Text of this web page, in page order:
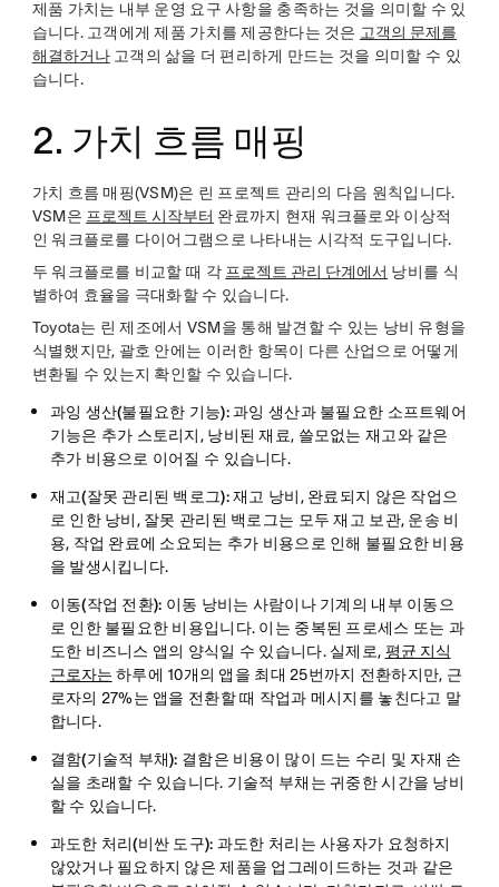
제품 가치는 내부 운영 요구 사항을 충족하는 것을 의미할 수 있
습니다. 고객에게 제품 가치를 제공한다는 것은 고객의 문제를
해결하거나고객의 삶을 더 편리하게 만드는 것을 의미할 수 있
습니다.
2. 가치 흐름 매핑
가치 흐름 매핑(VSM)은 린 프로젝트 관리의 다음 원칙입니다.
VSM은 프로젝트 시작부터 완료까지 현재 워크플로와 이상적
인 워크플로를 다이어그램으로 나타내는 시각적 도구입니다.
두 워크플로를 비교할 때 각 프로젝트 관리 단계에서 낭비를 식
별하여 효율을 극대화할 수 있습니다.
Toyota는 린 제조에서 VSM을 통해 발견할 수 있는 낭비 유형을
식별했지만, 괄호 안에는 이러한 항목이 다른 산업으로 어떻게
변환될 수 있는지 확인할 수 있습니다.
과잉 생산(불필요한 기능):과잉 생산과 불필요한 소프트웨어
기능은 추가 스토리지, 낭비된 재료, 쓸모없는 재고와 같은
추가 비용으로 이어질 수 있습니다.
재고(잘못 관리된 백로그):재고 낭비, 완료되지 않은 작업으
로 인한 낭비, 잘못 관리된 백로그는 모두 재고 보관, 운송 비
용, 작업 완료에 소요되는 추가 비용으로 인해 불필요한 비용
을 발생시킵니다.
이동(작업 전환): 이동 낭비는 사람이나 기계의 내부 이동으
로 인한 불필요한 비용입니다. 이는 중복된 프로세스 또는 과
도한 비즈니스 앱의 양식일 수 있습니다. 실제로, 평균 지식
근로자는 하루에 10개의 앱을 최대 25번까지 전환하지만, 근
로자의 27%는 앱을 전환할 때 작업과 메시지를 놓친다고 말
합니다.
결함(기술적 부채): 결함은 비용이 많이 드는 수리 및 자재 손
실을 초래할 수 있습니다. 기술적 부채는 귀중한 시간을 낭비
할 수 있습니다.
과도한 처리(비싼 도구): 과도한 처리는 사용자가 요청하지
않았거나 필요하지 않은 제품을 업그레이드하는 것과 같은